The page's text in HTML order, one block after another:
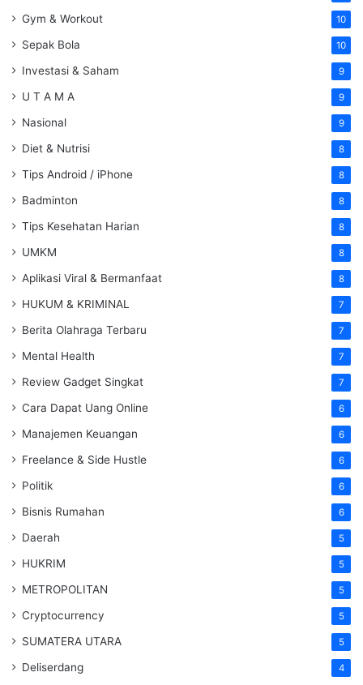
Gym & Workout 10
Sepak Bola 10
Investasi & Saham 9
U T A M A 9
Nasional 9
Diet & Nutrisi 8
Tips Android / iPhone 8
Badminton 8
Tips Kesehatan Harian 8
UMKM 8
Aplikasi Viral & Bermanfaat 8
HUKUM & KRIMINAL 7
Berita Olahraga Terbaru 7
Mental Health 7
Review Gadget Singkat 7
Cara Dapat Uang Online 6
Manajemen Keuangan 6
Freelance & Side Hustle 6
Politik 6
Bisnis Rumahan 6
Daerah 5
HUKRIM 5
METROPOLITAN 5
Cryptocurrency 5
SUMATERA UTARA 5
Deliserdang 4